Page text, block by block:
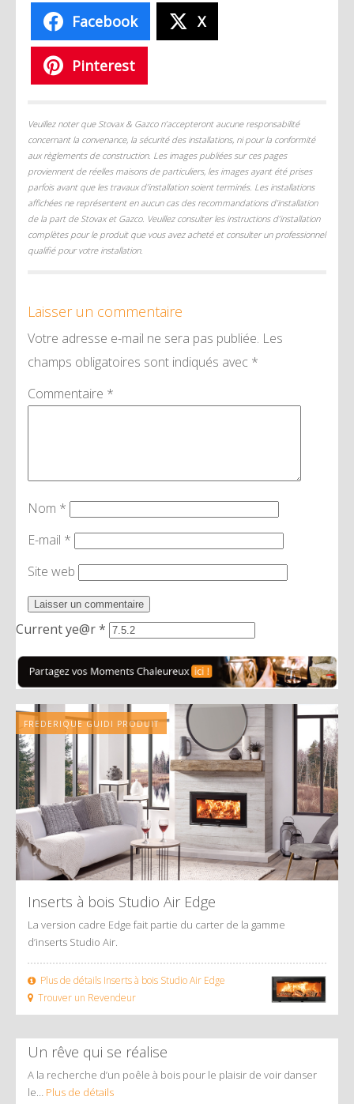
Facebook X
Pinterest
Veuillez noter que Stovax & Gazco n’accepteront aucune responsabilité
concernant la convenance, la sécurité des installations, ni pour la conformité
aux règlements de construction. Les images publiées sur ces pages
proviennent de réelles maisons de particuliers, les images ayant été prises
parfois avant que les travaux d’installation soient terminés. Les installations
affichées ne représentent en aucun cas des recommandations d’installation
de la part de Stovax et Gazco. Veuillez consulter les instructions d’installation
complètes pour le produit que vous avez acheté et consulter un professionnel
qualifié pour votre installation.
Laisser un commentaire
Votre adresse e-mail ne sera pas publiée. Les
champs obligatoires sont indiqués avec *
Commentaire *
Nom *
E-mail *
Site web
Current ye@r*
FREDERIQUE GUIDI PRODUIT
Inserts à bois Studio Air Edge
La version cadre Edge fait partie du carter de la gamme
d’inserts Studio Air.
Plus de détails Inserts à bois Studio Air Edge
Trouver un Revendeur
Un rêve qui se réalise
A la recherche d’un poêle à bois pour le plaisir de voir danser
le… Plus de détails